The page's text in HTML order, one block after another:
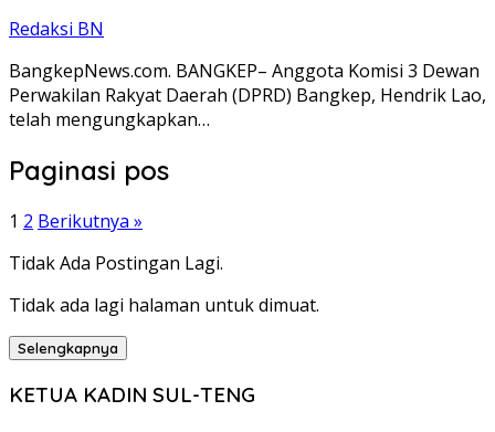
Redaksi BN
BangkepNews.com. BANGKEP– Anggota Komisi 3 Dewan
Perwakilan Rakyat Daerah (DPRD) Bangkep, Hendrik Lao,
telah mengungkapkan…
Paginasi pos
1 2 Berikutnya »
Tidak Ada Postingan Lagi.
Tidak ada lagi halaman untuk dimuat.
Selengkapnya
KETUA KADIN SUL-TENG